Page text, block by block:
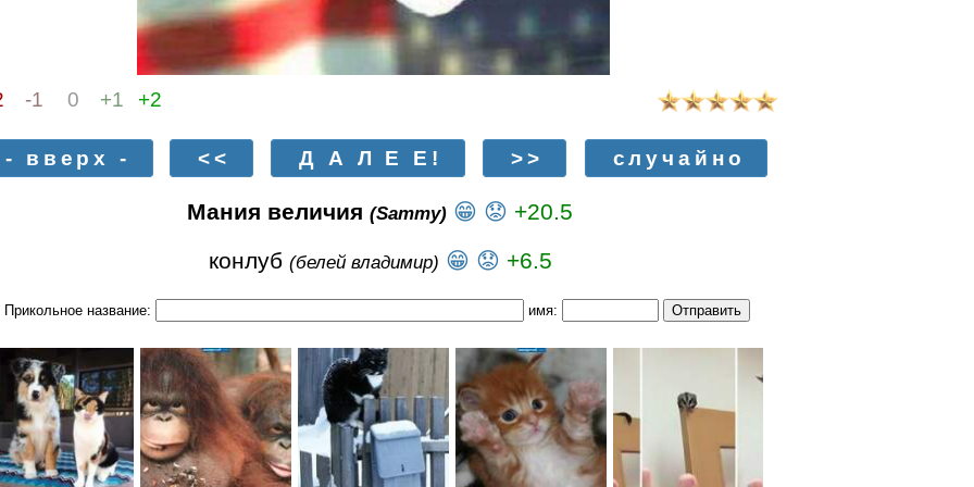
-1 0 +1 +2
- вверх - << Д А Л Е Е! >> случайно
Мания величия (Sammy) 😁 😟 +20.5
конлуб (белей владимир) 😁 😟 +6.5
Прикольное название: имя: